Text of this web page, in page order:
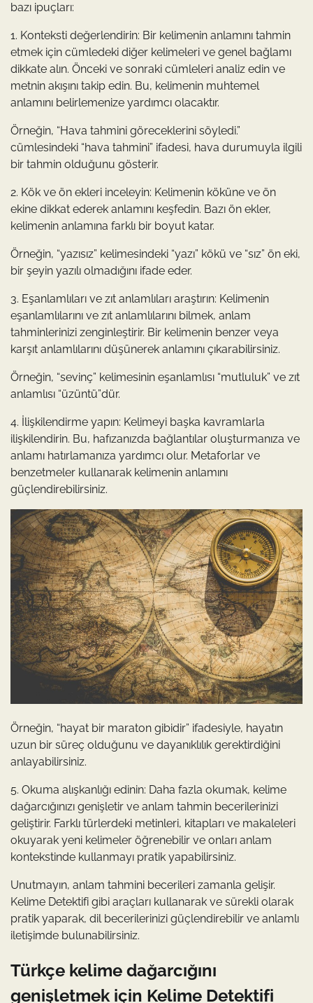
bazı ipuçları:
1. Konteksti değerlendirin: Bir kelimenin anlamını tahmin
etmek için cümledeki diğer kelimeleri ve genel bağlamı
dikkate alın. Önceki ve sonraki cümleleri analiz edin ve
metnin akışını takip edin. Bu, kelimenin muhtemel
anlamını belirlemenize yardımcı olacaktır.
Örneğin, “Hava tahmini göreceklerini söyledi.”
cümlesindeki “hava tahmini” ifadesi, hava durumuyla ilgili
bir tahmin olduğunu gösterir.
2. Kök ve ön ekleri inceleyin: Kelimenin köküne ve ön
ekine dikkat ederek anlamını keşfedin. Bazı ön ekler,
kelimenin anlamına farklı bir boyut katar.
Örneğin, “yazısız” kelimesindeki “yazı” kökü ve “sız” ön eki,
bir şeyin yazılı olmadığını ifade eder.
3. Eşanlamlıları ve zıt anlamlıları araştırın: Kelimenin
eşanlamlılarını ve zıt anlamlılarını bilmek, anlam
tahminlerinizi zenginleştirir. Bir kelimenin benzer veya
karşıt anlamlılarını düşünerek anlamını çıkarabilirsiniz.
Örneğin, “sevinç” kelimesinin eşanlamlısı “mutluluk” ve zıt
anlamlısı “üzüntü”dür.
4. İlişkilendirme yapın: Kelimeyi başka kavramlarla
ilişkilendirin. Bu, hafızanızda bağlantılar oluşturmanıza ve
anlamı hatırlamanıza yardımcı olur. Metaforlar ve
benzetmeler kullanarak kelimenin anlamını
güçlendirebilirsiniz.
Örneğin, “hayat bir maraton gibidir” ifadesiyle, hayatın
uzun bir süreç olduğunu ve dayanıklılık gerektirdiğini
anlayabilirsiniz.
5. Okuma alışkanlığı edinin: Daha fazla okumak, kelime
dağarcığınızı genişletir ve anlam tahmin becerilerinizi
geliştirir. Farklı türlerdeki metinleri, kitapları ve makaleleri
okuyarak yeni kelimeler öğrenebilir ve onları anlam
kontekstinde kullanmayı pratik yapabilirsiniz.
Unutmayın, anlam tahmini becerileri zamanla gelişir.
Kelime Detektifi gibi araçları kullanarak ve sürekli olarak
pratik yaparak, dil becerilerinizi güçlendirebilir ve anlamlı
iletişimde bulunabilirsiniz.
Türkçe kelime dağarcığını
genişletmek için Kelime Detektifi